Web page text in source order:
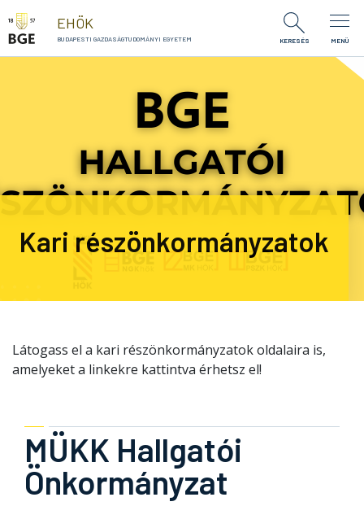
Ugrás a tartalomra
EHÖK
BUDAPESTI GAZDASÁGTUDOMÁNYI EGYETEM KERESÉS MENÜ
Kari részönkormányzatok
Látogass el a kari részönkormányzatok oldalaira is,
amelyeket a linkekre kattintva érhetsz el!
MÜKK Hallgatói
Önkormányzat